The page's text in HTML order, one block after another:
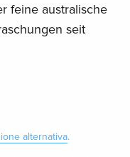
feine australische
seit
alternativa.